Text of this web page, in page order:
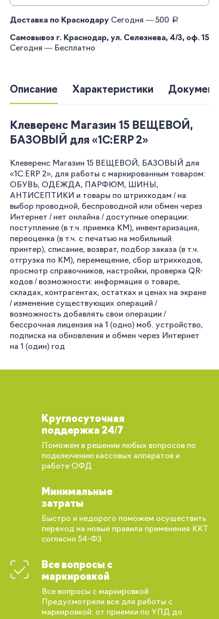
Доставка по Краснодару Сегодня — 500 руб.
Самовывоз г. Краснодар, ул. Селезнева, 4/3, оф. 15
Сегодня — Бесплатно
Описание Характеристики
Клеверенс Магазин 15 ВЕЩЕВОЙ,
БАЗОВЫЙ для «1С:ERP 2»
Клеверенс Магазин 15 ВЕЩЕВОЙ, БАЗОВЫЙ для
«1С:ERP 2», для работы с маркированным товаром:
ОБУВЬ, ОДЕЖДА, ПАРФЮМ, ШИНЫ,
АНТИСЕПТИКИ и товары по штрихкодам / на
выбор проводной, беспроводной или обмен через
Интернет / нет онлайна / доступные операции:
поступление (в т.ч. приемка КМ), инвентаризация,
переоценка (в т.ч. с печатью на мобильный
принтер), списание, возврат, подбор заказа (в т.ч.
отгрузка по КМ), перемещение, сбор штрихкодов,
просмотр справочников, настройки, проверка QR-
кодов / возможности: информация о товаре,
складах, контрагентах, остатках и ценах на экране
/ изменение существующих операций /
возможность добавлять свои операции /
бессрочная лицензия на 1 (одно) моб. устройство,
подписка на обновления и обмен через Интернет
на 1 (один) год
Круглосуточная
поддержка 24/7
Поможем в решении любых вопросов по
подключению кассовых аппаратов и
работе ОФД
Минимальные
затраты
Быстро и недорого поможем осуществить
переход на новые правила применения ККТ
согласно 54-ФЗ
Все вопросы с
маркировкой
Все вопросы с маркировкой
Предусмотрели все для работы с
маркировкой: от приемки по УПД до
Вы сможете отслеживать статус своих